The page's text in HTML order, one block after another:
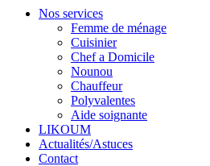
Nos services
Femme de ménage
Cuisinier
Chef a Domicile
Nounou
Chauffeur
Polyvalentes
Aide soignante
LIKOUM
Actualités/Astuces
Contact